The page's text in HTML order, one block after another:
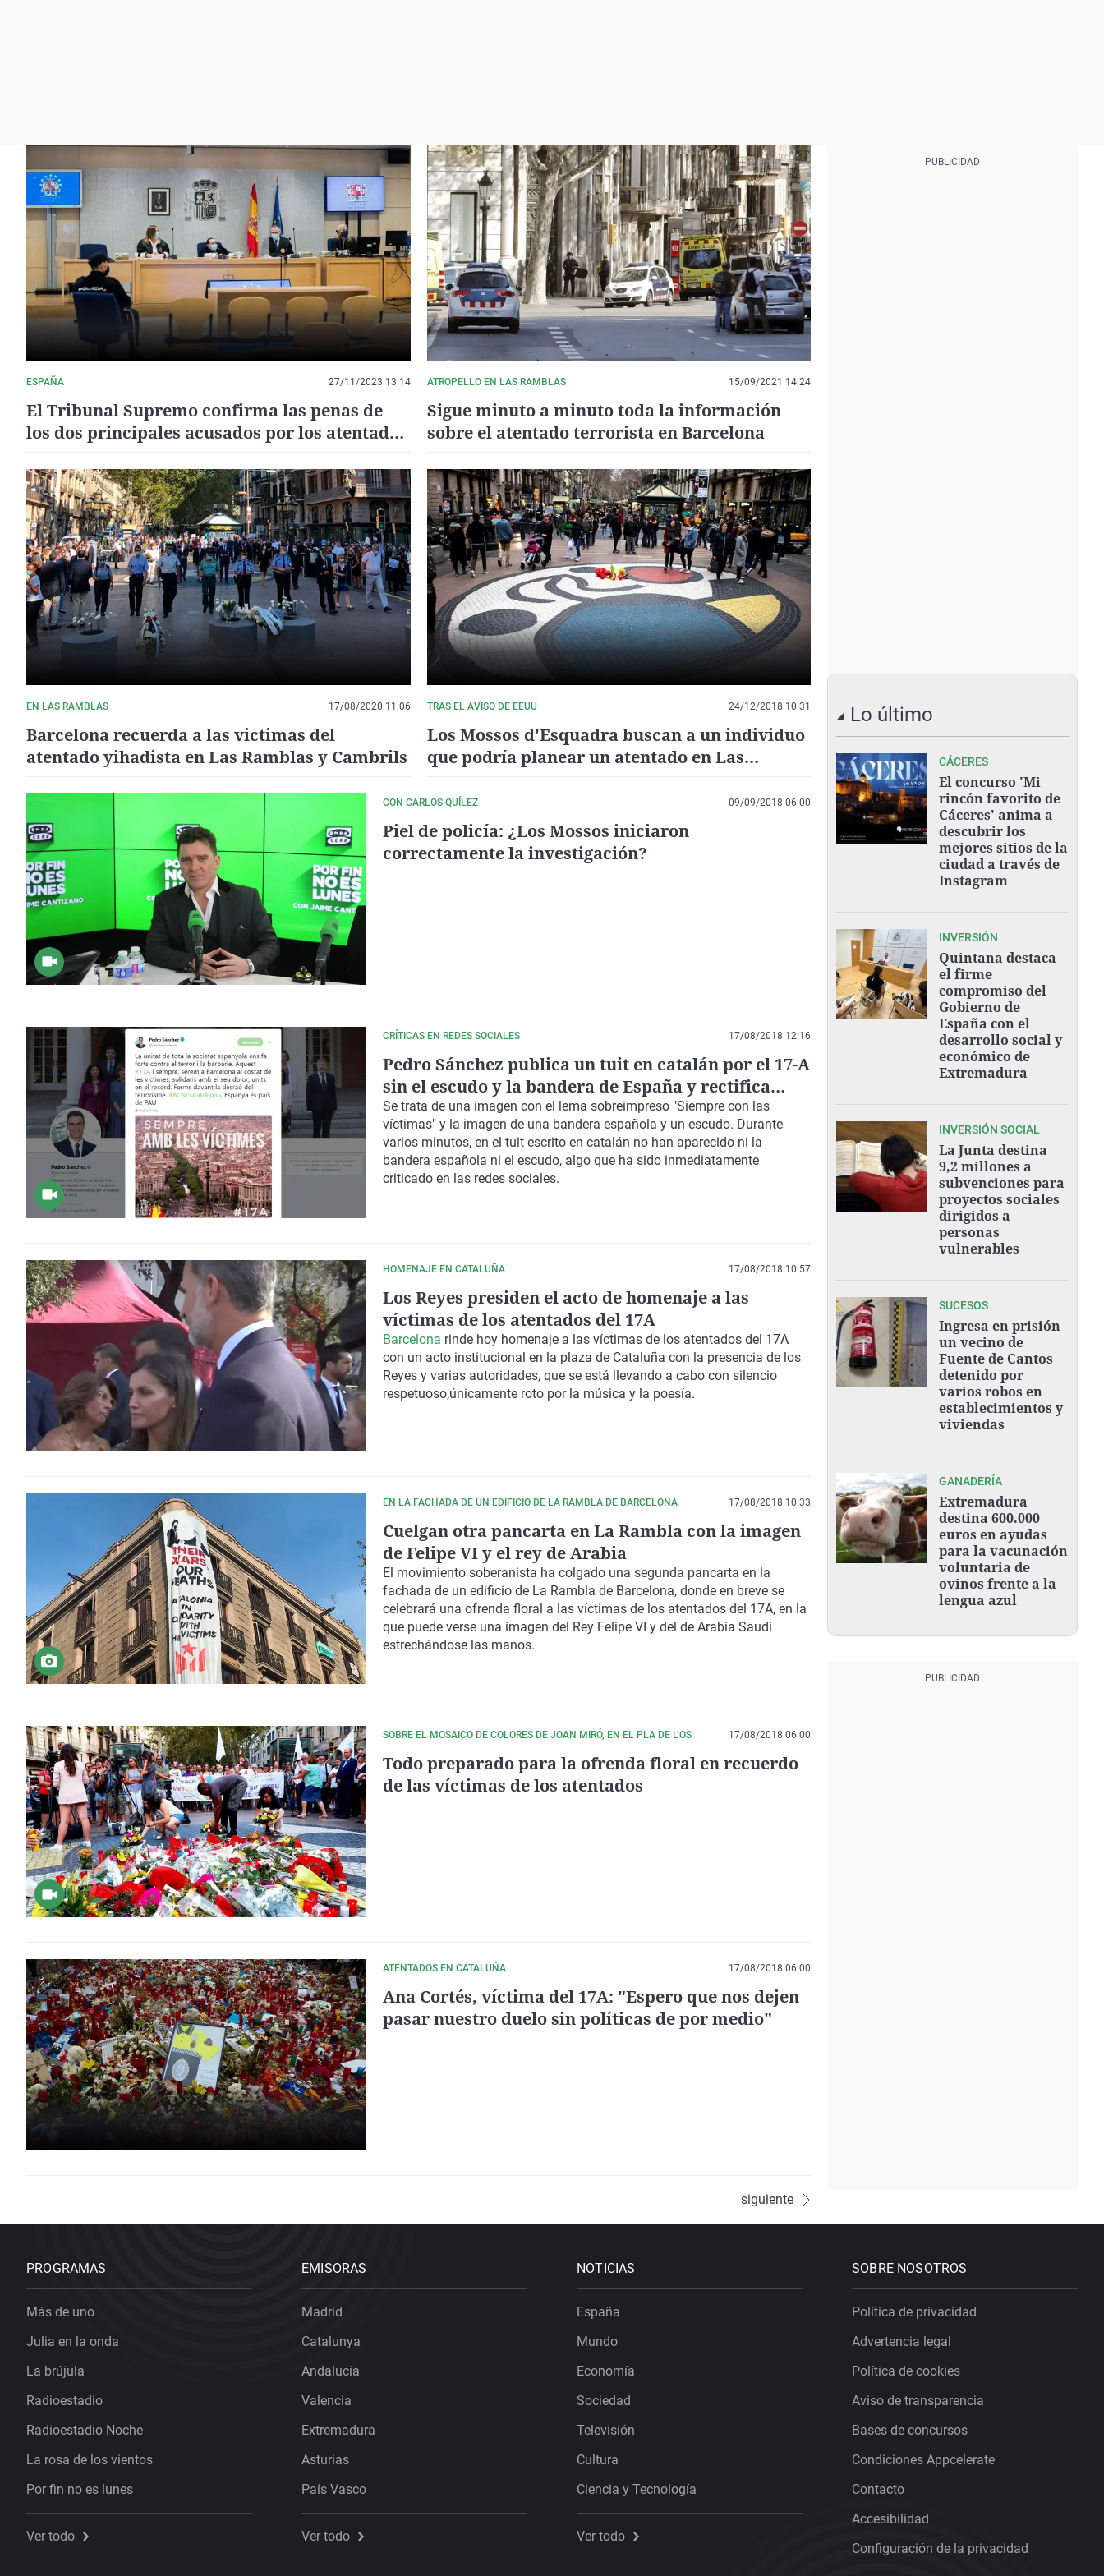
ESPAÑA 27/11/2023 13:14
El Tribunal Supremo confirma las penas de
los dos principales acusados por los atentados
ATROPELLO EN LAS RAMBLAS 15/09/2021 14:24
Sigue minuto a minuto toda la información
sobre el atentado terrorista en Barcelona
EN LAS RAMBLAS 17/08/2020 11:06
Barcelona recuerda a las victimas del
atentado yihadista en Las Ramblas y Cambrils
TRAS EL AVISO DE EEUU 24/12/2018 10:31
Los Mossos d'Esquadra buscan a un individuo
que podría planear un atentado en Las
CON CARLOS QUÍLEZ 09/09/2018 06:00
Piel de policía: ¿Los Mossos iniciaron
correctamente la investigación?
CRÍTICAS EN REDES SOCIALES 17/08/2018 12:16
Pedro Sánchez publica un tuit en catalán por el 17-A
sin el escudo y la bandera de España y rectifica
poco después
Se trata de una imagen con el lema sobreimpreso "Siempre con las
víctimas" y la imagen de una bandera española y un escudo. Durante
varios minutos, en el tuit escrito en catalán no han aparecido ni la
bandera española ni el escudo, algo que ha sido inmediatamente
criticado en las redes sociales.
HOMENAJE EN CATALUÑA 17/08/2018 10:57
Los Reyes presiden el acto de homenaje a las
víctimas de los atentados del 17A
Barcelona rinde hoy homenaje a las víctimas de los atentados del 17A
con un acto institucional en la plaza de Cataluña con la presencia de los
Reyes y varias autoridades, que se está llevando a cabo con silencio
respetuoso,únicamente roto por la música y la poesía.
EN LA FACHADA DE UN EDIFICIO DE LA RAMBLA DE BARCELONA 17/08/2018 10:33
Cuelgan otra pancarta en La Rambla con la imagen
de Felipe VI y el rey de Arabia
El movimiento soberanista ha colgado una segunda pancarta en la
fachada de un edificio de La Rambla de Barcelona, donde en breve se
celebrará una ofrenda floral a las víctimas de los atentados del 17A, en la
que puede verse una imagen del Rey Felipe VI y del de Arabia Saudí
estrechándose las manos.
SOBRE EL MOSAICO DE COLORES DE JOAN MIRÓ, EN EL PLA DE L’OS 17/08/2018 06:00
Todo preparado para la ofrenda floral en recuerdo
de las víctimas de los atentados
ATENTADOS EN CATALUÑA 17/08/2018 06:00
Ana Cortés, víctima del 17A: "Espero que nos dejen
pasar nuestro duelo sin políticas de por medio"
siguiente
Lo último
CÁCERES
El concurso 'Mi
rincón favorito de
Cáceres' anima a
descubrir los
mejores sitios de la
ciudad a través de
Instagram
INVERSIÓN
Quintana destaca
el firme
compromiso del
Gobierno de
España con el
desarrollo social y
económico de
Extremadura
INVERSIÓN SOCIAL
La Junta destina
9,2 millones a
subvenciones para
proyectos sociales
dirigidos a
personas
vulnerables
SUCESOS
Ingresa en prisión
un vecino de
Fuente de Cantos
detenido por
varios robos en
establecimientos y
viviendas
GANADERÍA
Extremadura
destina 600.000
euros en ayudas
para la vacunación
voluntaria de
ovinos frente a la
lengua azul
PROGRAMAS
Más de uno
Julia en la onda
La brújula
Radioestadio
Radioestadio Noche
La rosa de los vientos
Por fin no es lunes
Ver todo
EMISORAS
Madrid
Catalunya
Andalucía
Valencia
Extremadura
Asturias
País Vasco
Ver todo
NOTICIAS
España
Mundo
Economía
Sociedad
Televisión
Cultura
Ciencia y Tecnología
Ver todo
SOBRE NOSOTROS
Política de privacidad
Advertencia legal
Política de cookies
Aviso de transparencia
Bases de concursos
Condiciones Appcelerate
Contacto
Accesibilidad
Configuración de la privacidad